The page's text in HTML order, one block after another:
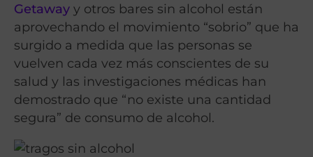
Getaway y otros bares sin alcohol están
aprovechando el movimiento “sobrio” que ha
surgido a medida que las personas se
vuelven cada vez más conscientes de su
salud y las investigaciones médicas han
demostrado que “no existe una cantidad
segura” de consumo de alcohol.